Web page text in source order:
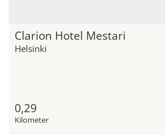
Clarion Hotel Mestari
Helsinki
0,29
Kilometer